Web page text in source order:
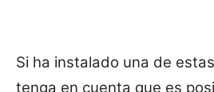
Si ha instalado una de
tenga en cuenta que es